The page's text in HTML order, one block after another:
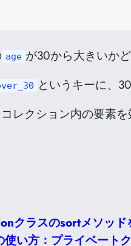
age が30から大きいか
というキーに、
レクション内の要素
クラスのsortメソッド
い方：プライベート